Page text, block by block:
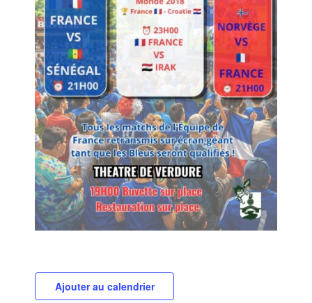
Ajouter au calendrier